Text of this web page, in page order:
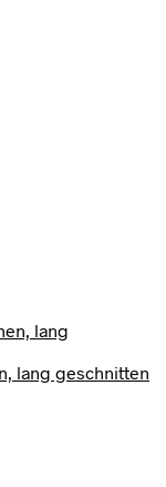
lang geschnitten